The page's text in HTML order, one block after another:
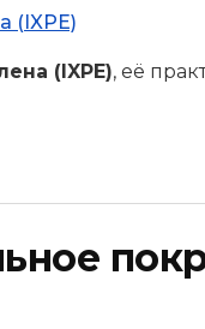
(IXPE)
(IXPE), её